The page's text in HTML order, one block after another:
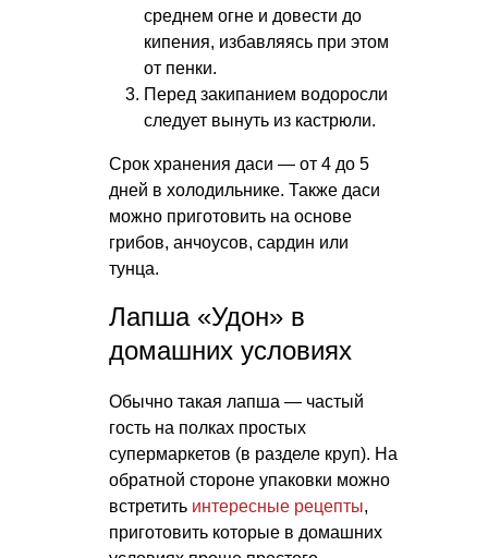
среднем огне и довести до
кипения, избавляясь при этом
от пенки.
Перед закипанием водоросли
следует вынуть из кастрюли.
Срок хранения даси — от 4 до 5
дней в холодильнике. Также даси
можно приготовить на основе
грибов, анчоусов, сардин или
тунца.
Лапша «Удон» в
домашних условиях
Обычно такая лапша — частый
гость на полках простых
супермаркетов (в разделе круп). На
обратной стороне упаковки можно
встретить интересные рецепты,
приготовить которые в домашних